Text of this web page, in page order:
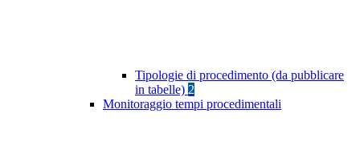
Tipologie di procedimento (da pubblicare
in tabelle) 2
Monitoraggio tempi procedimentali